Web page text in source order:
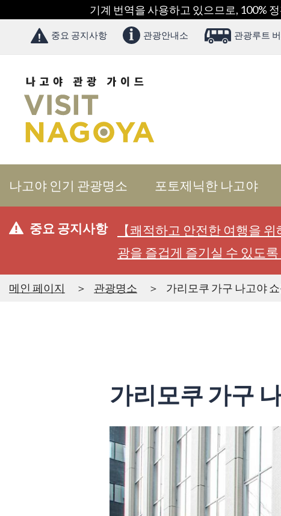
기계 번역을 사용하고 있으므로, 100%
중요 공지사항 관광안내소 관광루트
나고야 인기 관광명소 포토제닉한 나고야
중요 공지사항
【쾌적하고 안전한 여행을
광을 즐겁게 즐기실 수 있도
메인 페이지 관광명소 가리모쿠 가구 나고야
가리모쿠 가구